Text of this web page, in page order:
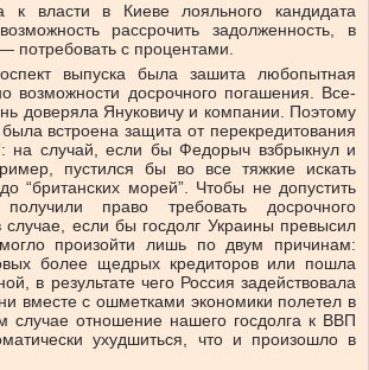
к власти в Киеве лояльного кандидата
рассрочить задолженность, в
потребовать с процентами.
выпуска была зашита любопытная
возможности досрочного погашения. Все-
доверяла Януковичу и компании. Поэтому
встроена защита от перекредитования
на случай, если бы Федорыч взбрыкнул и
пустился бы во все тяжкие искать
“британских морей”. Чтобы не допустить
право требовать досрочного
случае, если бы госдолг Украины превысил
произойти лишь по двум причинам:
более щедрых кредиторов или пошла
в результате чего Россия задействовала
вместе с ошметками экономики полетел в
случае отношение нашего госдолга к ВВП
ухудшиться, что и произошло в